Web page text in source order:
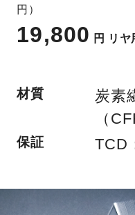
円）
19,800 円 リヤ
材質
炭素
（
保証 TCD